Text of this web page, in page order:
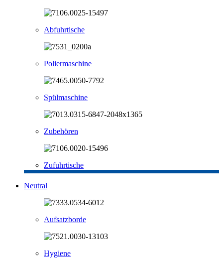
Abfuhrtische
Poliermaschine
Spülmaschine
Zubehören
Zufuhrtische
Neutral
Aufsatzborde
Hygiene